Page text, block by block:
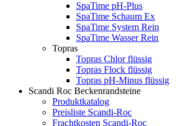
SpaTime pH-Plus
SpaTime Schaum Ex
SpaTime System Rein
SpaTime Wasser Rein
Topras
Topras Chlor flüssig
Topras Flock flüssig
Topras pH-Minus flüssig
Scandi Roc Beckenrandsteine
Produktkatalog
Preisliste Scandi-Roc
Frachtkosten Scandi-Roc